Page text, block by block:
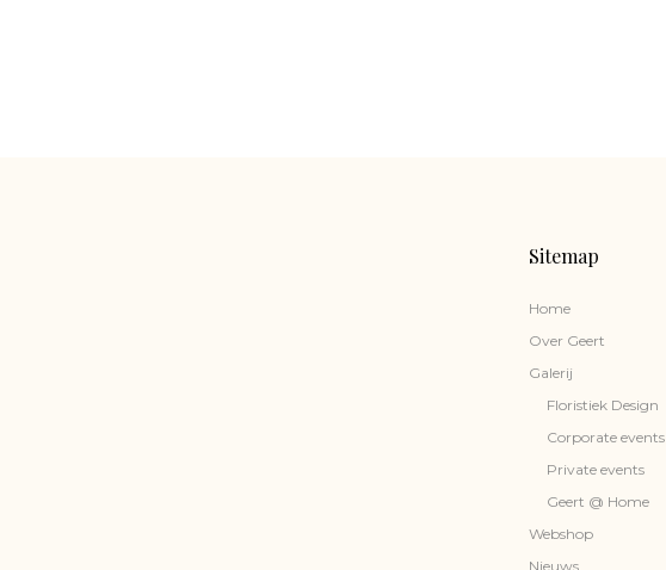
Sitemap
Home
Over Geert
Galerij
Floristiek Design
Corporate events
Private events
Geert @ Home
Webshop
Nieuws